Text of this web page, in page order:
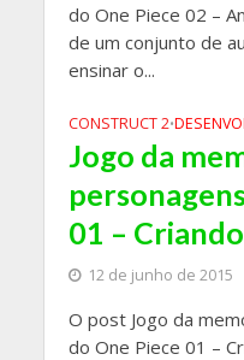
do One Piece 02 –
de um conjunto de
ensinar o...
CONSTRUCT 2•
Jogo da
01 –
12 de junho de 2015
O post Jogo da
do One Piece 01 –